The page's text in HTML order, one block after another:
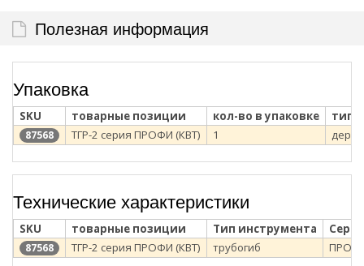
Полезная информация
Упаковка
SKU товарные позиции кол-во в упаковке тип
87568 ТГР-2 серия ПРОФИ (КВТ) 1
Технические характеристики
SKU товарные позиции Тип инструмента Серия
87568 ТГР-2 серия ПРОФИ (КВТ) трубогиб